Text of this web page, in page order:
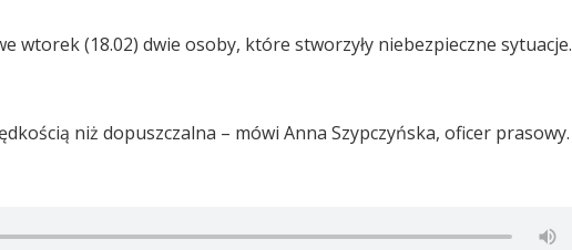
wtorek (18.02) dwie osoby, które stworzyły niebezpieczne sytuacje.
niż dopuszczalna – mówi Anna Szypczyńska, oficer prasowy.